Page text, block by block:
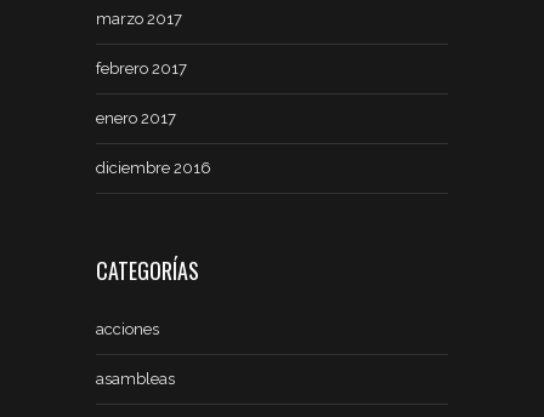
marzo 2017
febrero 2017
enero 2017
diciembre 2016
CATEGORÍAS
acciones
asambleas